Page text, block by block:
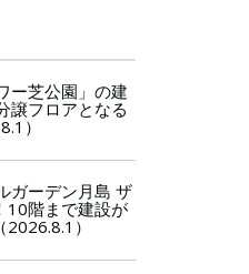
ー芝公園」の建
譲フロアとなる
）
ガーデン月島 ザ
10階まで建設が
）